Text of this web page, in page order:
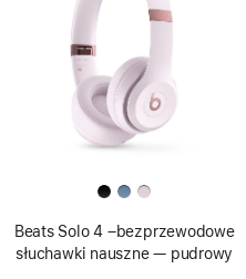
Beats Solo 4 –bezprzewodowe
słuchawki nauszne — pudrowy